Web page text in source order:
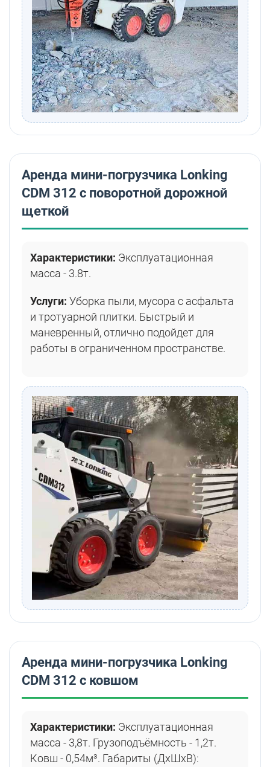
Аренда мини-погрузчика Lonking
CDM 312 с поворотной дорожной
щеткой
Характеристики: Эксплуатационная
масса - 3.8т.
Услуги: Уборка пыли, мусора с асфальта
и тротуарной плитки. Быстрый и
маневренный, отлично подойдет для
работы в ограниченном пространстве.
Аренда мини-погрузчика Lonking
CDM 312 с ковшом
Характеристики: Эксплуатационная
масса - 3,8т. Грузоподъёмность - 1,2т.
Ковш - 0,54м³. Габариты (ДхШхВ):